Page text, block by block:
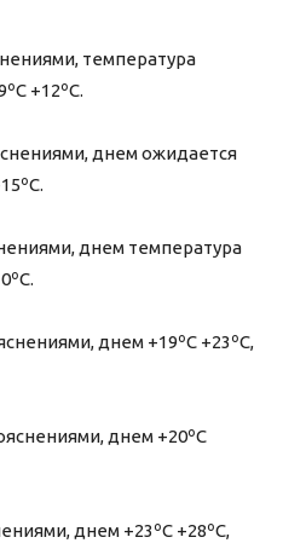
температура
+12ºС.
днем ожидается
днем температура
днем +19ºС +23ºС,
днем +20ºС
днем +23ºС +28ºС,